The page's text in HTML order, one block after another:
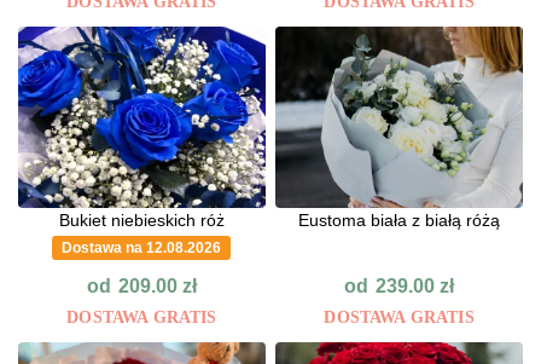
Bukiet niebieskich róż
Dostawa na 12.08.2026
od 209.00 zł
DOSTAWA GRATIS
Eustoma biała z białą różą
od 239.00zł
DOSTAWA GRATIS